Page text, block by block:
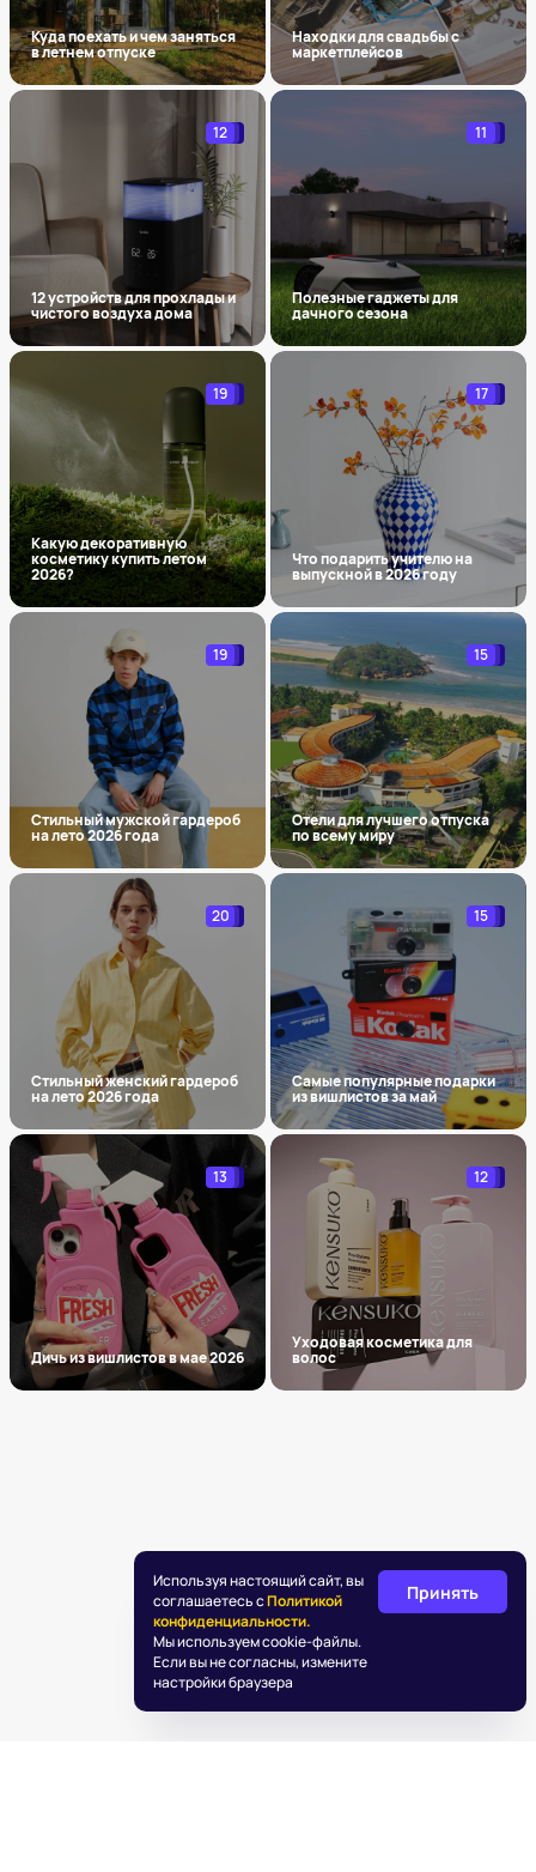
Куда поехать и чем заняться
в летнем отпуске
Находки для свадьбы с
маркетплейсов
12
12 устройств для прохлады и
чистого воздуха дома
11
Полезные гаджеты для
дачного сезона
19
Какую декоративную
косметику купить летом
2026?
17
Что подарить учителю на
выпускной в 2026 году
19
Стильный мужской гардероб
на лето 2026 года
15
Отели для лучшего отпуска
по всему миру
20
Стильный женский гардероб
на лето 2026 года
15
Самые популярные подарки
из вишлистов за май
13
Дичь из вишлистов в мае 2026
12
Уходовая косметика для
волос
Используя настоящий сайт, вы
соглашаетесь сПолитикой
конфиденциальности.
Мы используем cookie-файлы.
Если вы не согласны, измените
настройки браузера
Принять